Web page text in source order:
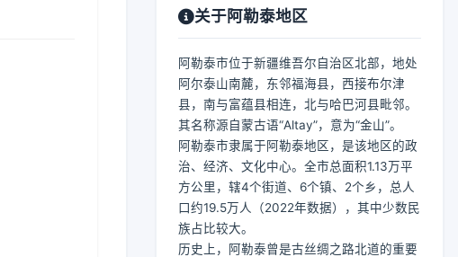
关于阿勒泰地区
阿勒泰市位于新疆维吾尔自治区北部，地处
阿尔泰山南麓，东邻福海县，西接布尔津
县，南与富蕴县相连，北与哈巴河县毗邻。
其名称源自蒙古语“Altay”，意为“金山”。
阿勒泰市隶属于阿勒泰地区，是该地区的政
治、经济、文化中心。全市总面积1.13万平
方公里，辖4个街道、6个镇、2个乡，总人
口约19.5万人（2022年数据），其中少数民
族占比较大。
历史上，阿勒泰曾是古丝绸之路北道的重要